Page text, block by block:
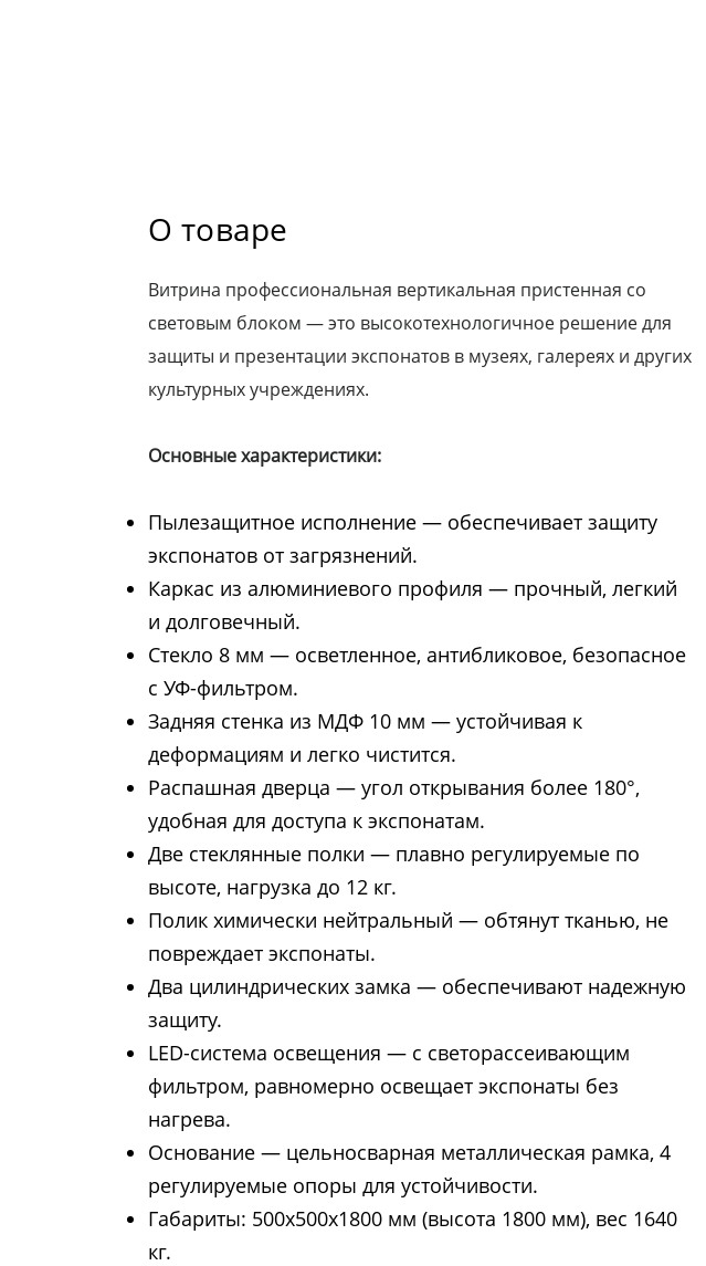
О товаре
Витрина профессиональная вертикальная пристенная со
световым блоком — это высокотехнологичное решение для
защиты и презентации экспонатов в музеях, галереях и других
культурных учреждениях.
Основные характеристики:
Пылезащитное исполнение — обеспечивает защиту
экспонатов от загрязнений.
Каркас из алюминиевого профиля — прочный, легкий
и долговечный.
Стекло 8 мм — осветленное, антибликовое, безопасное
с УФ-фильтром.
Задняя стенка из МДФ 10 мм — устойчивая к
деформациям и легко чистится.
Распашная дверца — угол открывания более 180°,
удобная для доступа к экспонатам.
Две стеклянные полки — плавно регулируемые по
высоте, нагрузка до 12 кг.
Полик химически нейтральный — обтянут тканью, не
повреждает экспонаты.
Два цилиндрических замка — обеспечивают надежную
защиту.
LED-система освещения — с светорассеивающим
фильтром, равномерно освещает экспонаты без
нагрева.
Основание — цельносварная металлическая рамка, 4
регулируемые опоры для устойчивости.
Габариты: 500х500х1800 мм (высота 1800 мм), вес 1640
кг.